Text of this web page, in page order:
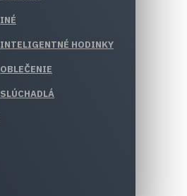
INÉ
INTELIGENTNÉ HODINKY
OBLEČENIE
SLÚCHADLÁ